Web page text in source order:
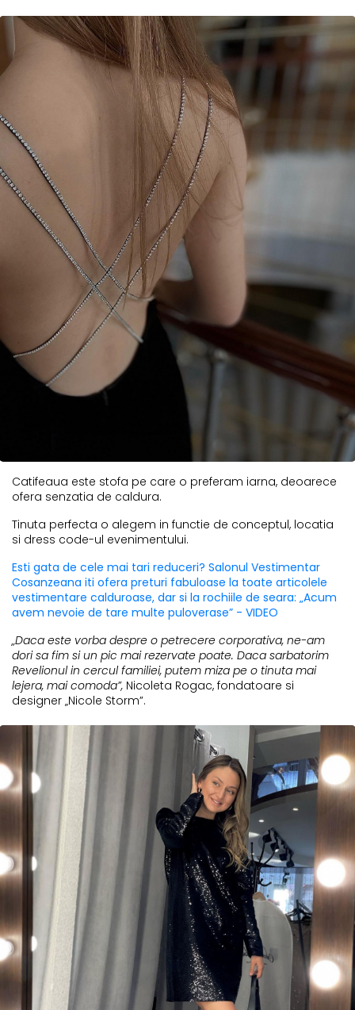
Catifeaua este stofa pe care o preferam iarna, deoarece
ofera senzatia de caldura.
Tinuta perfecta o alegem in functie de conceptul, locatia
si dress code-ul evenimentului.
Esti gata de cele mai tari reduceri? Salonul Vestimentar
Cosanzeana iti ofera preturi fabuloase la toate articolele
vestimentare calduroase, dar si la rochiile de seara: „Acum
avem nevoie de tare multe puloverase” - VIDEO
„Daca este vorba despre o petrecere corporativa, ne-am
dori sa fim si un pic mai rezervate poate. Daca sarbatorim
Revelionul in cercul familiei, putem miza pe o tinuta mai
lejera, mai comoda”, Nicoleta Rogac, fondatoare si
designer „Nicole Storm”.